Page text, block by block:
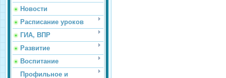
Новости
Расписание уроков
ГИА, ВПР
Развитие
Воспитание
Профильное и